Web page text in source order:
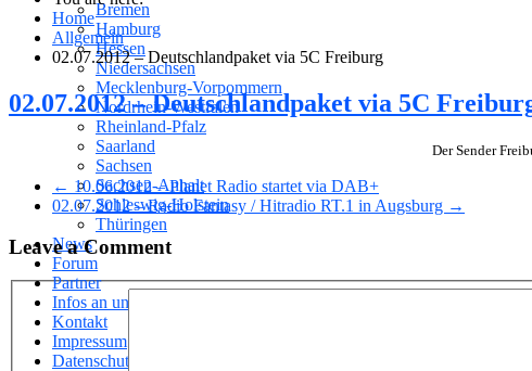
Bremen
Hamburg
Hessen
Niedersachsen
Mecklenburg-Vorpommern
Nordrhein-Westfalen
Rheinland-Pfalz
Saarland
Sachsen
Sachsen-Anhalt
Schleswig-Holstein
Thüringen
News
Forum
Partner
Infos an uns!
Kontakt
Impressum
Datenschutz
Home
Allgemein
02.07.2012 – Deutschlandpaket via 5C Freiburg
02.07.2012 – Deutschlandpaket via 5C
Der Sender
← 10.06.2012 – Planet Radio startet via DAB+
02.07.2012 – Radio Fantasy / Hitradio RT.1 in Augsburg →
Leave a Comment